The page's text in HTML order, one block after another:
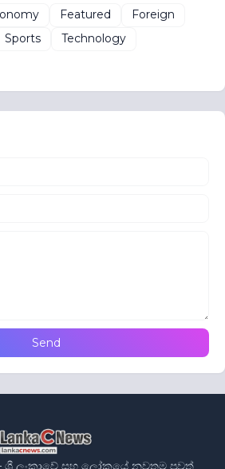
Featured
Foreign
Sports
Technology
ශ්‍රී ලංකාවේ සහ ලෝකයේ නවතම පුවත්